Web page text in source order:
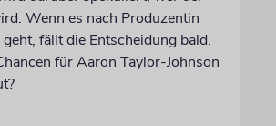
Wenn es nach Produzentin
fällt die Entscheidung bald.
für Aaron Taylor-Johnson